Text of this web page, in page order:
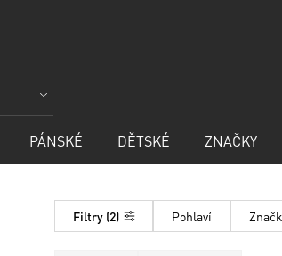
PÁNSKÉ DĚTSKÉ ZNAČKY
Filtry 2 Pohlaví